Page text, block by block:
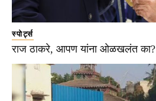
स्पोर्ट्स
राज ठाकरे, आपण यांना ओळखलंत का?